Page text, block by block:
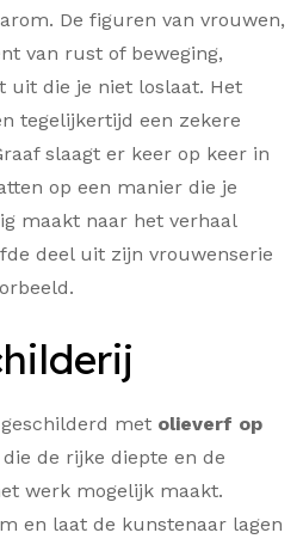
De figuren van vrouwen,
van rust of beweging,
uit die je niet loslaat. Het
tegelijkertijd een zekere
slaagt er keer op keer in
op een manier die je
maakt naar het verhaal
deel uit zijn vrouwenserie
met olieverf op
de rijke diepte en de
werk mogelijk maakt.
en laat de kunstenaar lagen